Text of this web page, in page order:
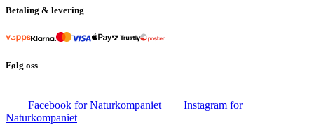
Betaling & levering
Følg oss
Facebook for Naturkompaniet
Instagram for
Naturkompaniet